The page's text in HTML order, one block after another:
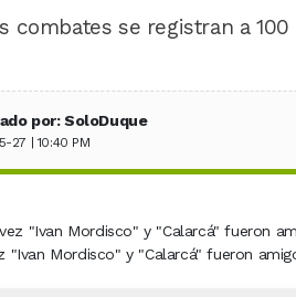
combates se registran a
por: SoloDuque
27 | 10:40 PM
"Ivan Mordisco" y "Calarcá" fueron